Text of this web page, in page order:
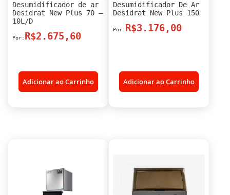
Desumidificador de ar
Desidrat New Plus 70 –
10L/D
R$2.675,60
Adicionar ao Carrinho
Desumidificador De Ar
Desidrat New Plus 150
R$3.176,00
Adicionar ao Carrinho